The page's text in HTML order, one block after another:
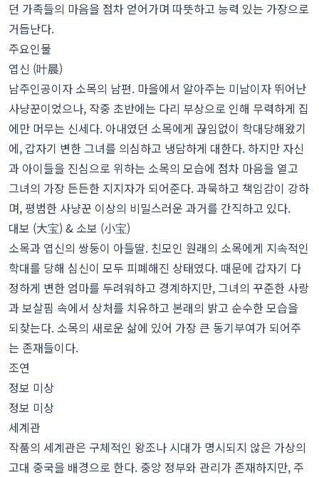
던 가족들의 마음을 점차 얻어가며 따뜻하고 능력 있는 가장으로
거듭난다.
주요인물
엽신 (叶晨)
남주인공이자 소목의 남편. 마을에서 알아주는 미남이자 뛰어난
사냥꾼이었으나, 작중 초반에는 다리 부상으로 인해 무력하게 집
에만 머무는 신세다. 아내였던 소목에게 끊임없이 학대당해왔기
에, 갑자기 변한 그녀를 의심하고 냉담하게 대한다. 하지만 자신
과 아이들을 진심으로 위하는 소목의 모습에 점차 마음을 열고
그녀의 가장 든든한 지지자가 되어준다. 과묵하고 책임감이 강하
며, 평범한 사냥꾼 이상의 비밀스러운 과거를 간직하고 있다.
대보 (大宝) & 소보 (小宝)
소목과 엽신의 쌍둥이 아들딸. 친모인 원래의 소목에게 지속적인
학대를 당해 심신이 모두 피폐해진 상태였다. 때문에 갑자기 다
정하게 변한 엄마를 두려워하고 경계하지만, 그녀의 꾸준한 사랑
과 보살핌 속에서 상처를 치유하고 본래의 밝고 순수한 모습을
되찾는다. 소목의 새로운 삶에 있어 가장 큰 동기부여가 되어주
는 존재들이다.
조연
정보 미상
정보 미상
세계관
작품의 세계관은 구체적인 왕조나 시대가 명시되지 않은 가상의
고대 중국을 배경으로 한다. 중앙 정부와 관리가 존재하지만, 주